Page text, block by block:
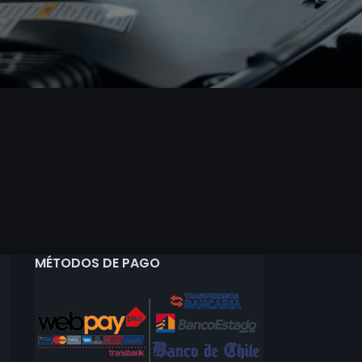
MÉTODOS DE PAGO